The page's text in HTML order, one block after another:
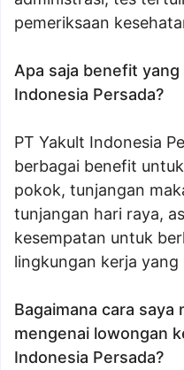
pemeriksaan
Apa saja benefit
Indonesia Persada?
PT Yakult Indonesia
berbagai benefit
pokok, tunjangan
tunjangan hari raya,
kesempatan untuk
lingkungan kerja
Bagaimana cara
mengenai lowongan
Indonesia Persada?